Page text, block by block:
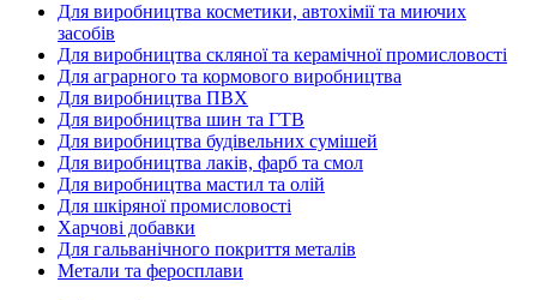
Для виробництва косметики, автохімії та миючих
засобів
Для виробництва скляної та керамічної промисловості
Для аграрного та кормового виробництва
Для виробництва ПВХ
Для виробництва шин та ГТВ
Для виробництва будівельних сумішей
Для виробництва лаків, фарб та смол
Для виробництва мастил та олій
Для шкіряної промисловості
Харчові добавки
Для гальванічного покриття металів
Метали та феросплави